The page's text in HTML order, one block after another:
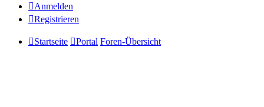
Anmelden
Registrieren
Startseite Portal Foren-Übersicht